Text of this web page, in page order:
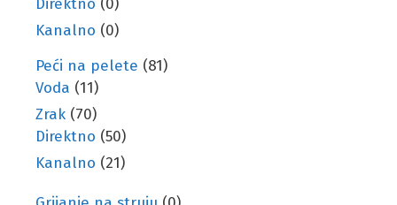
Direktno (0)
Kanalno (0)
Peći na pelete (81)
Voda (11)
Zrak (70)
Direktno (50)
Kanalno (21)